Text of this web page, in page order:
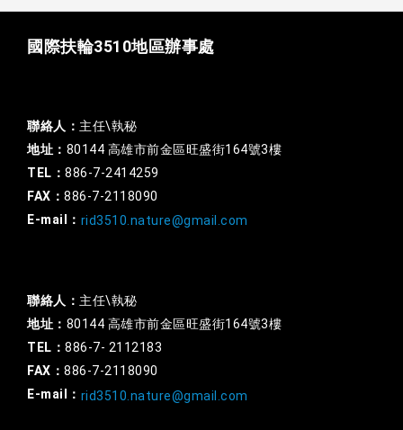
國際扶輪3510地區辦事處
聯絡人： 主任\執秘
地址： 80144 高雄市前金區旺盛街164號3樓
TEL： 886-7-2414259
FAX： 886-7-2118090
E-mail： rid3510.nature@gmail.com
聯絡人： 主任\執秘
地址： 80144 高雄市前金區旺盛街164號3樓
TEL： 886-7- 2112183
FAX： 886-7-2118090
E-mail： rid3510.nature@gmail.com